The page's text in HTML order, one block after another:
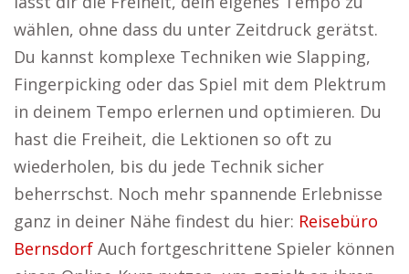
wählen, ohne dass du unter Zeitdruck gerätst.
Du kannst komplexe Techniken wie Slapping,
Fingerpicking oder das Spiel mit dem Plektrum
in deinem Tempo erlernen und optimieren. Du
hast die Freiheit, die Lektionen so oft zu
wiederholen, bis du jede Technik sicher
beherrschst. Noch mehr spannende Erlebnisse
ganz in deiner Nähe findest du hier: Reisebüro
Bernsdorf Auch fortgeschrittene Spieler können